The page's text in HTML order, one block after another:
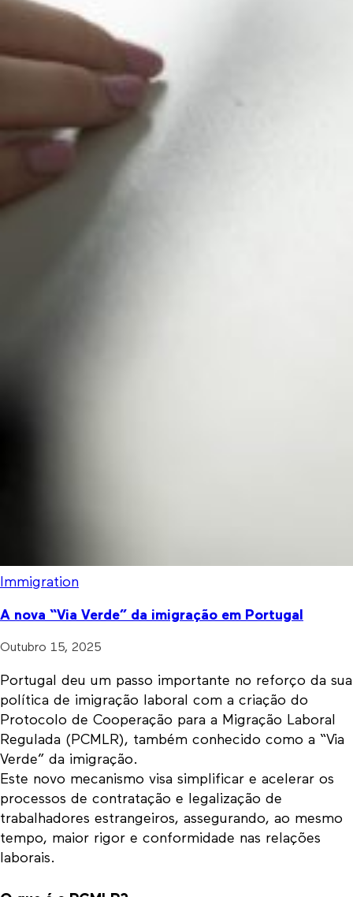
Immigration
A nova “Via Verde” da imigração em Portugal
Outubro 15, 2025
Portugal deu um passo importante no reforço da sua
política de imigração laboral com a criação do
Protocolo de Cooperação para a Migração Laboral
Regulada (PCMLR), também conhecido como a “Via
Verde” da imigração.
Este novo mecanismo visa simplificar e acelerar os
processos de contratação e legalização de
trabalhadores estrangeiros, assegurando, ao mesmo
tempo, maior rigor e conformidade nas relações
laborais.